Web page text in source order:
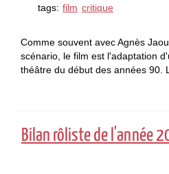
tags: film critique
Comme souvent avec Agnès
scénario, le film est l'adaptation
théâtre du début des années 90.
Bilan rôliste de l'année